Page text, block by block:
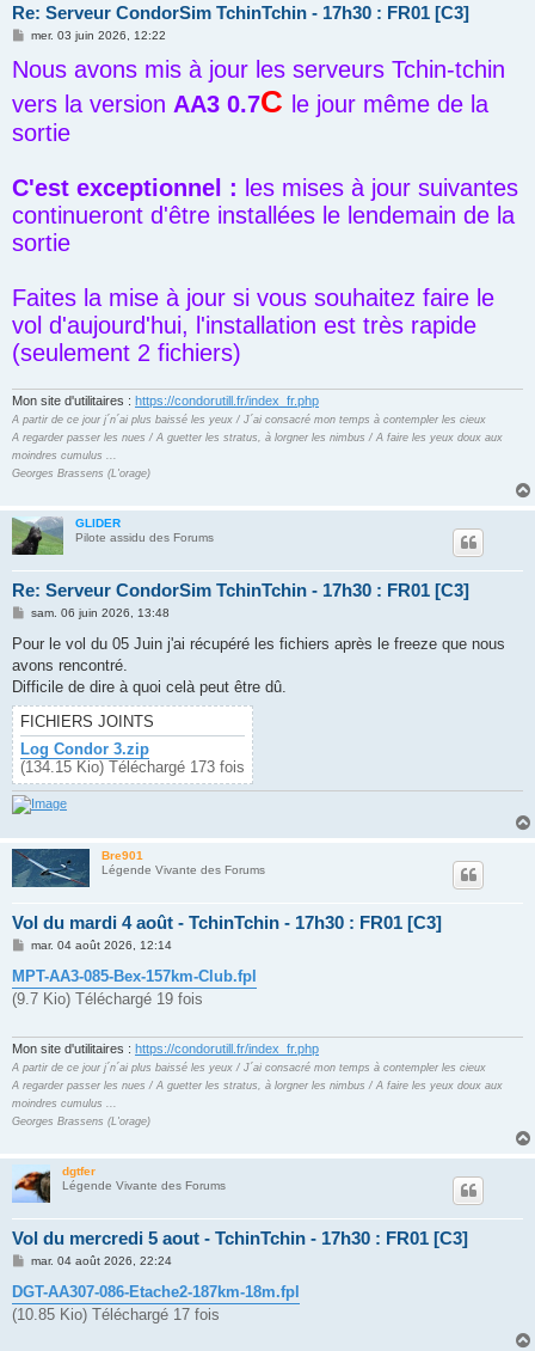
Re: Serveur CondorSim TchinTchin - 17h30 : FR01 [C3]
M
s
s
g
mer. 03 juin 2026, 12:22
Nous avons mis à jour les serveurs Tchin-tchin
vers la version AA3 0.7C le jour même de la
sortie
C'est exceptionnel : les mises à jour suivantes
continueront d'être installées le lendemain de la
sortie
Faites la mise à jour si vous souhaitez faire le
vol d'aujourd'hui, l'installation est très rapide
(seulement 2 fichiers)
Mon site d'utilitaires : https://condorutill.fr/index_fr.php
A partir de ce jour j´n´ai plus baissé les yeux / J´ai consacré mon temps à contempler les cieux
A regarder passer les nues / A guetter les stratus, à lorgner les nimbus / A faire les yeux doux aux
moindres cumulus ...
Georges Brassens (L'orage)
GLIDER
Pilote assidu des Forums
Re: Serveur CondorSim TchinTchin - 17h30 : FR01 [C3]
M
s
a
g
sam. 06 juin 2026, 13:48
Pour le vol du 05 Juin j'ai récupéré les fichiers après le freeze que nous
avons rencontré.
Difficile de dire à quoi celà peut être dû.
FICHIERS JOINTS
Log Condor 3.zip
(134.15 Kio) Téléchargé 173 fois
Bre901
Légende Vivante des Forums
Vol du mardi 4 août - TchinTchin - 17h30 : FR01 [C3]
M
s
s
a
mar. 04 août 2026, 12:14
MPT-AA3-085-Bex-157km-Club.fpl
(9.7 Kio) Téléchargé 19 fois
Mon site d'utilitaires : https://condorutill.fr/index_fr.php
A partir de ce jour j´n´ai plus baissé les yeux / J´ai consacré mon temps à contempler les cieux
A regarder passer les nues / A guetter les stratus, à lorgner les nimbus / A faire les yeux doux aux
moindres cumulus ...
Georges Brassens (L'orage)
dgtfer
Légende Vivante des Forums
Vol du mercredi 5 aout - TchinTchin - 17h30 : FR01 [C3]
M
s
s
a
mar. 04 août 2026, 22:24
DGT-AA307-086-Etache2-187km-18m.fpl
(10.85 Kio) Téléchargé 17 fois